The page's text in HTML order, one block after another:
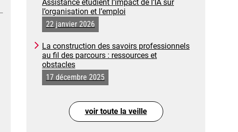
Assistance étudient l’impact de l’IA sur
l’organisation et l’emploi
22 janvier 2026
La construction des savoirs professionnels
au fil des parcours : ressources et
obstacles
17 décembre 2025
voir toute la veille